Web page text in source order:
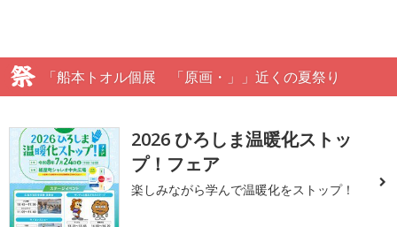
「船本トオル個展 「原画・」」近くの夏祭り
2026 ひろしま温暖化ストッ
プ！フェア
楽しみながら学んで温暖化をストップ！